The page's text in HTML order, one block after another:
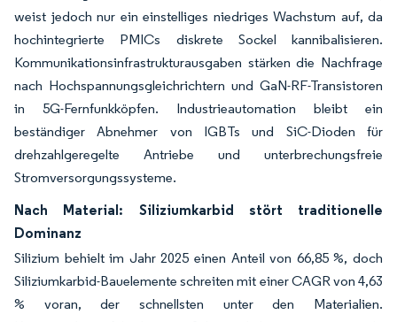
weist jedoch nur ein einstelliges niedriges Wachstum auf, da
hochintegrierte PMICs diskrete Sockel kannibalisieren.
Kommunikationsinfrastrukturausgaben stärken die Nachfrage
nach Hochspannungsgleichrichtern und GaN-RF-Transistoren
in 5G-Fernfunkköpfen. Industrieautomation bleibt ein
beständiger Abnehmer von IGBTs und SiC-Dioden für
drehzahlgeregelte Antriebe und unterbrechungsfreie
Stromversorgungssysteme.
Nach Material: Siliziumkarbid stört traditionelle
Dominanz
Silizium behielt im Jahr 2025 einen Anteil von 66,85 %, doch
Siliziumkarbid-Bauelemente schreiten mit einer CAGR von 4,63
% voran, der schnellsten unter den Materialien.